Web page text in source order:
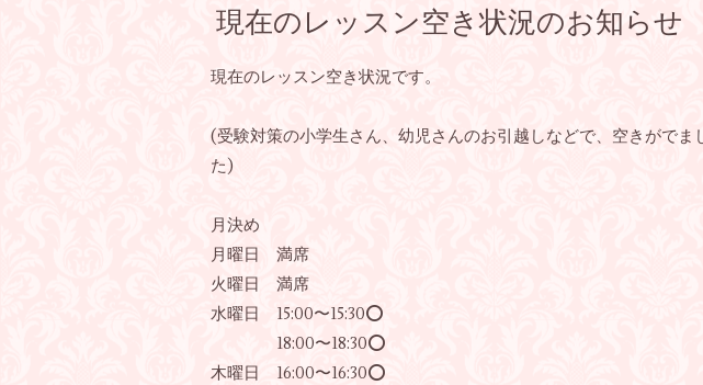
現在のレッスン空き状況のお知らせ
現在のレッスン空き状況です。
(受験対策の小学生さん、幼児さんのお引越しなどで、空きがでま
た)
月決め
月曜日 満席
火曜日 満席
水曜日 15:00〜15:30⭕️
18:00〜18:30⭕️
木曜日 16:00〜16:30⭕️